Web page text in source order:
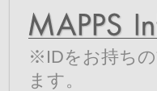
※IDをお持ち
ます。